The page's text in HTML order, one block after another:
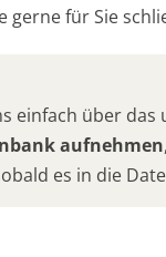
gerne für Sie
einfach über
aufnehmen
es in die